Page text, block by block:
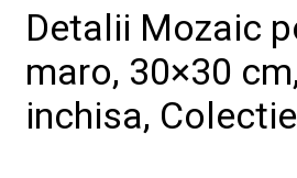
Contact
Devino
partener
Detalii Mozaic
maro, 30×30
inchisa,